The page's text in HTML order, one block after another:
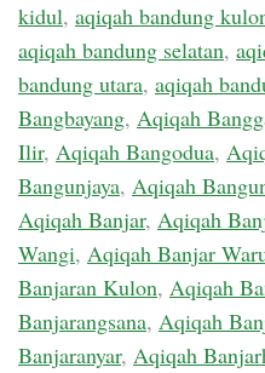
kidul, aqiqah bandung
aqiqah bandung selatan,
bandung utara, aqiqah
Bangbayang, Aqiqah
Ilir, Aqiqah Bangodua,
Bangunjaya, Aqiqah
Aqiqah Banjar, Aqiqah
Wangi, Aqiqah Banjar
Banjaran Kulon, Aqiqah
Banjarangsana, Aqiqah
Banjaranyar, Aqiqah